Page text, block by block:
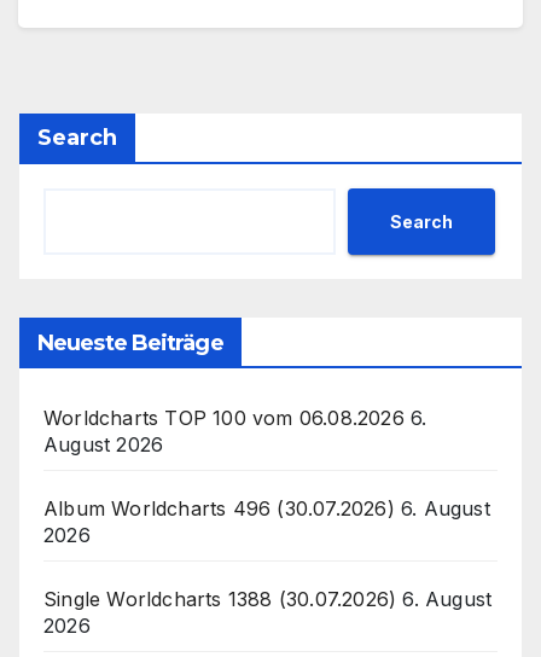
Search
Search
Neueste Beiträge
Worldcharts TOP 100 vom 06.08.2026 6.
August 2026
Album Worldcharts 496 (30.07.2026) 6. August
2026
Single Worldcharts 1388 (30.07.2026) 6. August
2026